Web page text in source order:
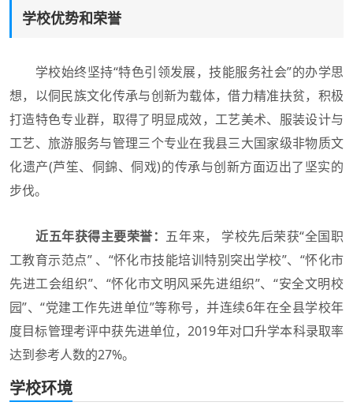
学校优势和荣誉
学校始终坚持“特色引领发展，技能服务社会”的办学思
想，以侗民族文化传承与创新为载体，借力精准扶贫，积极
打造特色专业群，取得了明显成效，工艺美术、服装设计与
工艺、旅游服务与管理三个专业在我县三大国家级非物质文
化遗产(芦笙、侗錦、侗戏)的传承与创新方面迈出了坚实的
步伐。
近五年获得主要荣誉： 五年来， 学校先后荣获“全国职
工教育示范点” 、“怀化市技能培训特别突出学校”、“怀化市
先进工会组织”、“怀化市文明风采先进组织”、“安全文明校
园”、“党建工作先进单位”等称号，并连续6年在全县学校年
度目标管理考评中获先进单位，2019年对口升学本科录取率
达到参考人数的27%。
学校环境